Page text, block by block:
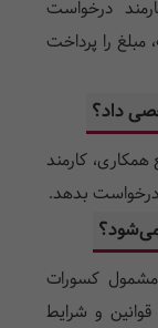
درخواست
را پرداخت
داد؟
کارمند
درخواست بدهد.
می‌شود؟
مشمول کسورات
و شرایط